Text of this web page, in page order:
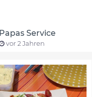
Papas Service
vor 2 Jahren